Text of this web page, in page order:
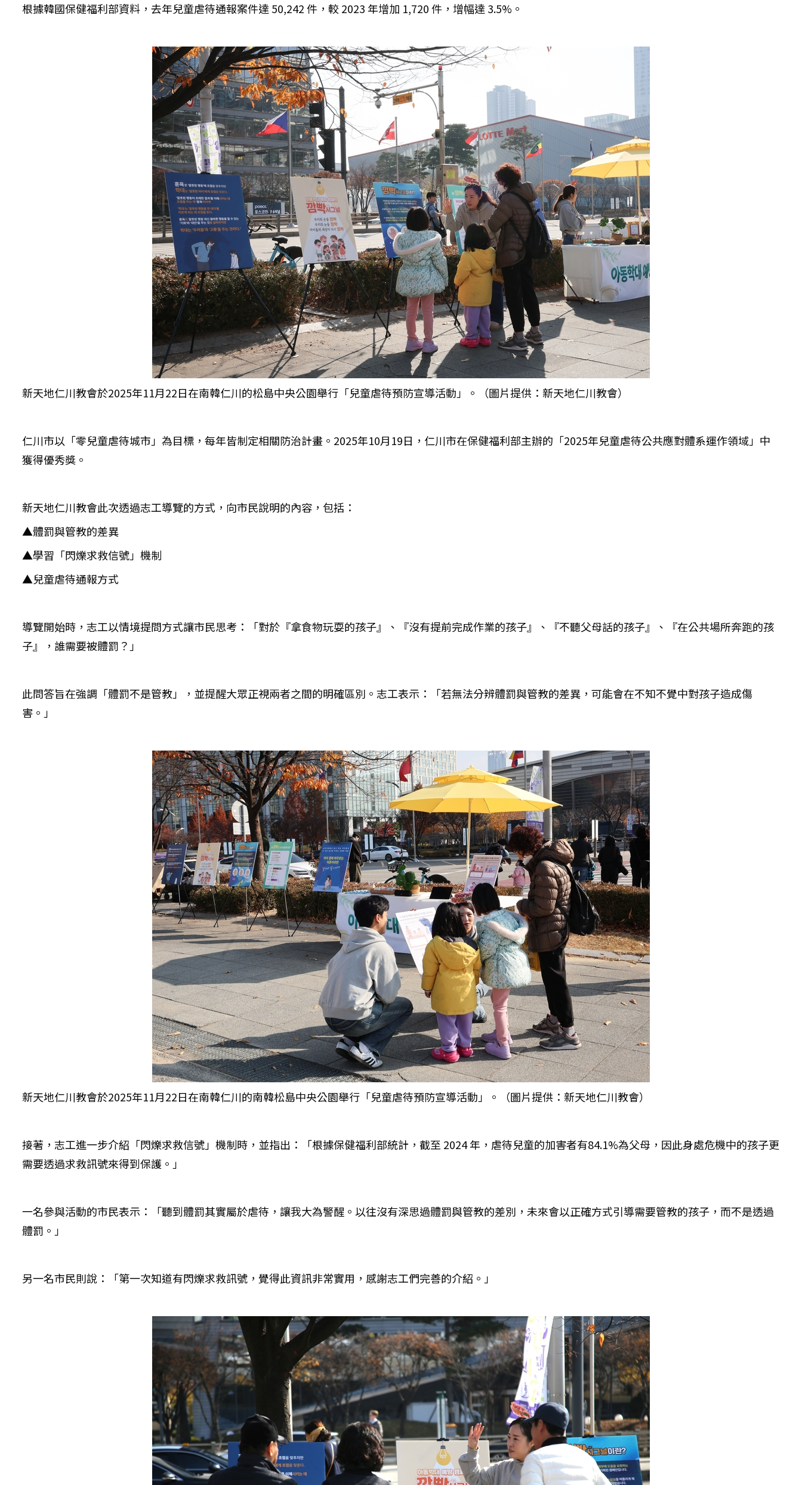
根據韓國保健福利部資料，去年兒童虐待通報案件達 50,242 件，較 2023 年增加 1,720 件，增幅達 3.5%。
新天地仁川教會於2025年11月22日在南韓仁川的松島中央公園舉行「兒童虐待預防宣導活動」。（圖片提供：新天地仁川教會）
仁川市以「零兒童虐待城市」為目標，每年皆制定相關防治計畫。2025年10月19日，仁川市在保健福利部主辦的「2025年兒童虐待公共應對體系運作領域」中
獲得優秀獎。
新天地仁川教會此次透過志工導覽的方式，向市民說明的內容，包括：
▲體罰與管教的差異
▲學習「閃爍求救信號」機制
▲兒童虐待通報方式
導覽開始時，志工以情境提問方式讓市民思考：「對於『拿食物玩耍的孩子』、『沒有提前完成作業的孩子』、『不聽父母話的孩子』、『在公共場所奔跑的孩
子』，誰需要被體罰？」
此問答旨在強調「體罰不是管教」，並提醒大眾正視兩者之間的明確區別。志工表示：「若無法分辨體罰與管教的差異，可能會在不知不覺中對孩子造成傷
害。」
新天地仁川教會於2025年11月22日在南韓仁川的南韓松島中央公園舉行「兒童虐待預防宣導活動」。（圖片提供：新天地仁川教會）
接著，志工進一步介紹「閃爍求救信號」機制時，並指出：「根據保健福利部統計，截至 2024 年，虐待兒童的加害者有84.1%為父母，因此身處危機中的孩子更
需要透過求救訊號來得到保護。」
一名參與活動的市民表示：「聽到體罰其實屬於虐待，讓我大為警醒。以往沒有深思過體罰與管教的差別，未來會以正確方式引導需要管教的孩子，而不是透過
體罰。」
另一名市民則說：「第一次知道有閃爍求救訊號，覺得此資訊非常實用，感謝志工們完善的介紹。」